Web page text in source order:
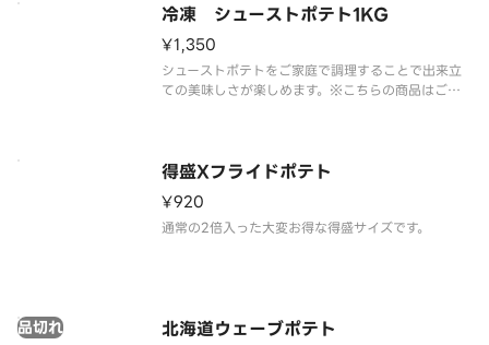
冷凍 シューストポテト1KG
¥1,350
シューストポテトをご家庭で調理することで出来立
ての美味しさが楽しめます。※こちらの商品はご家
得盛Xフライドポテト
¥920
通常の2倍入った大変お得な得盛サイズです。
北海道ウェーブポテト
品切れ